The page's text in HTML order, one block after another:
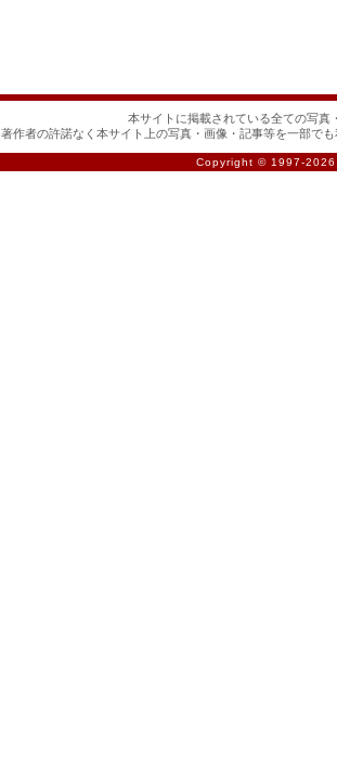
本サイトに掲載されている全ての写真
著作者の許諾なく本サイト上の写真・画像・記事等を一部で
Copyright © 1997-